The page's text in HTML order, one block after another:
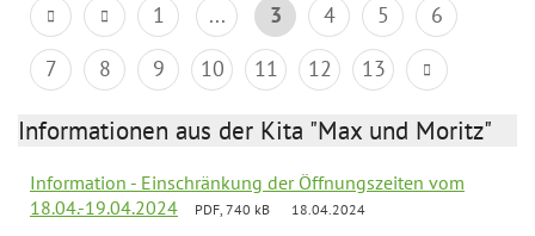
1 ... 3 4 5
6
7
8 9 10 11 12 13
Informationen aus der Kita "Max und Moritz"
Information - Einschränkung der Öffnungszeiten vom
18.04.-19.04.2024
PDF, 740 kB 18.04.2024